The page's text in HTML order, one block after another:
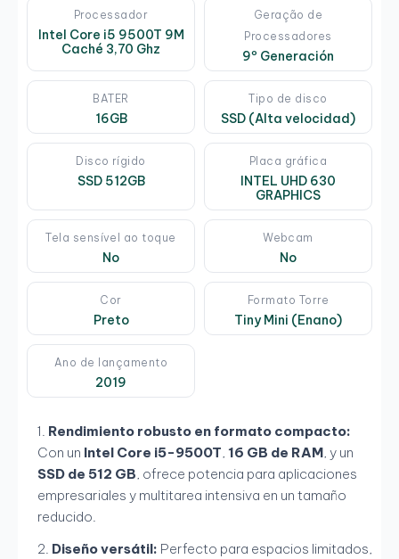
Processador
Intel Core i5 9500T 9M
Caché 3,70 Ghz
Geração de
Processadores
9º Generación
BATER
16GB
Tipo de disco
SSD (Alta velocidad)
Disco rígido
SSD 512GB
Placa gráfica
INTEL UHD 630
GRAPHICS
Tela sensível ao toque
No
Webcam
No
Cor
Preto
Formato Torre
Tiny Mini (Enano)
Ano de lançamento
2019
Rendimiento robusto en formato compacto:
Con un Intel Core i5-9500T, 16 GB de RAM, y un
SSD de 512 GB, ofrece potencia para aplicaciones
empresariales y multitarea intensiva en un tamaño
reducido.
Diseño versátil: Perfecto para espacios limitados,